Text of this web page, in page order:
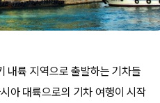
내륙 지역으로 출발하는 기차들
아 대륙으로의 기차 여행이 시작